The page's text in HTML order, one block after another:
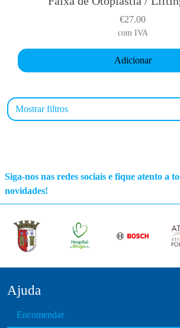
€27.00
com IVA
Adicionar
Mostrar filtros
Siga-nos nas redes sociais e fique atento a
novidades!
Ajuda
Encomendar